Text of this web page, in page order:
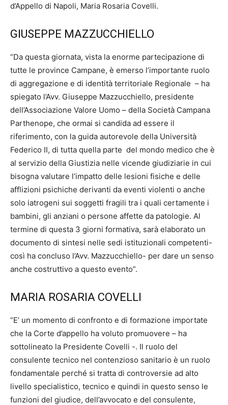
d’Appello di Napoli, Maria Rosaria Covelli.
GIUSEPPE MAZZUCCHIELLO
“Da questa giornata, vista la enorme partecipazione di
tutte le province Campane, è emerso l’importante ruolo
di aggregazione e di identità territoriale Regionale – ha
spiegato l’Avv. Giuseppe Mazzucchiello, presidente
dell’Associazione Valore Uomo – della Società Campana
Parthenope, che ormai si candida ad essere il
riferimento, con la guida autorevole della Università
Federico II, di tutta quella parte del mondo medico che è
al servizio della Giustizia nelle vicende giudiziarie in cui
bisogna valutare l’impatto delle lesioni fisiche e delle
afflizioni psichiche derivanti da eventi violenti o anche
solo iatrogeni sui soggetti fragili tra i quali certamente i
bambini, gli anziani o persone affette da patologie. Al
termine di questa 3 giorni formativa, sarà elaborato un
documento di sintesi nelle sedi istituzionali competenti-
così ha concluso l’Avv. Mazzucchiello- per dare un senso
anche costruttivo a questo evento”.
MARIA ROSARIA COVELLI
“E’ un momento di confronto e di formazione importate
che la Corte d’appello ha voluto promuovere – ha
sottolineato la Presidente Covelli -. Il ruolo del
consulente tecnico nel contenzioso sanitario è un ruolo
fondamentale perché si tratta di controversie ad alto
livello specialistico, tecnico e quindi in questo senso le
funzioni del giudice, dell’avvocato e del consulente,